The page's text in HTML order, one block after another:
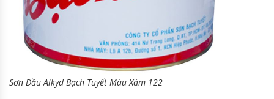
Sơn Dầu Alkyd Bạch Tuyết Màu Xám 122